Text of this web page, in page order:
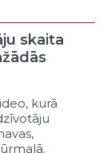
aprūpei
skaita
kurā